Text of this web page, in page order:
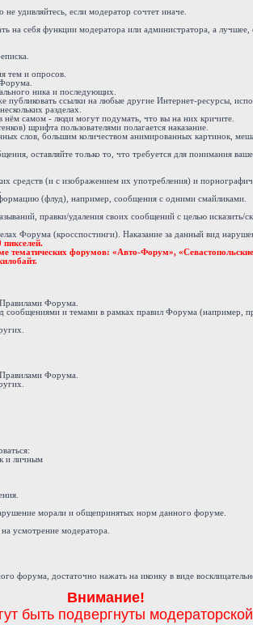
удивляйтесь, если модератор сочтет иначе.
на себя функции модератора или администратора, а
тем и опросов.
ника и последующих.
ссылки на любые другие Интернет-ресурсы,
разделах.
самом - люди могут подумать, что вы на них кричите.
шрифта пользователями полагается наказание.
слов, большим количеством анимированных картинок,
оставляйте только то, что требуется для понимания
средств (и с изображением их употребления) и
(флуд), например, сообщения с одними смайликами.
правки/удаления своих сообщений с целью исказить/
Форума (кросспостинги). Наказание за данный вид
пикселей.
тематических форумов: «Авто-Форум»,
Форума.
сообщениями и темами в рамках правил Форума (например,
Форума.
и личным
морали и общепринятых норм данного форуме.
усмотрение модератора.
достаточно нажать на иконку в виде
Внимание!
быть подвергнуты